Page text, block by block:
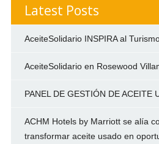
Latest Posts
AceiteSolidario INSPIRA al
AceiteSolidario en Rosewood
PANEL DE GESTIÓN DE ACEITE
ACHM Hotels by Marriott se alía
transformar aceite usado en